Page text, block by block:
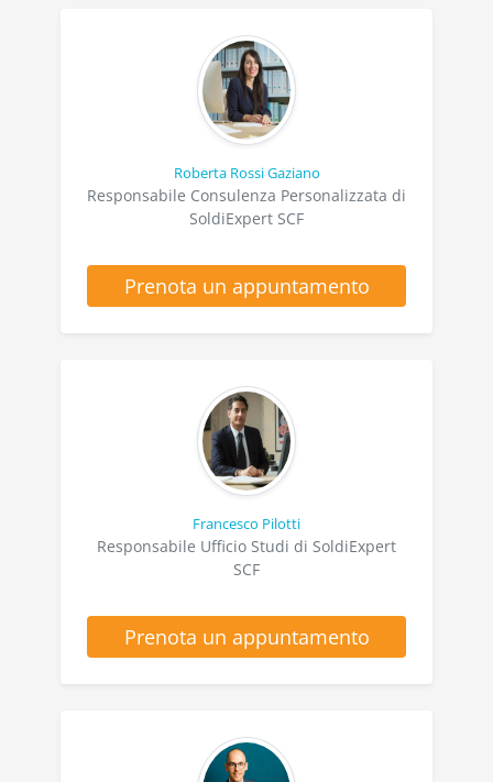
Roberta Rossi Gaziano
Responsabile Consulenza Personalizzata di
SoldiExpert SCF
Prenota un appuntamento
Francesco Pilotti
Responsabile Ufficio Studi di SoldiExpert
SCF
Prenota un appuntamento